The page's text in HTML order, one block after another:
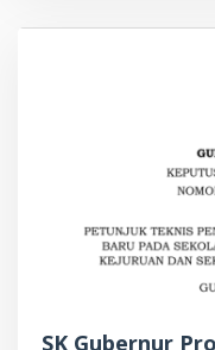
SK Gubernur